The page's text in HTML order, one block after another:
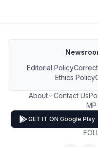
Editorial Policy
Ethics Policy
About Contact Us
MP
GET IT ON Google Play